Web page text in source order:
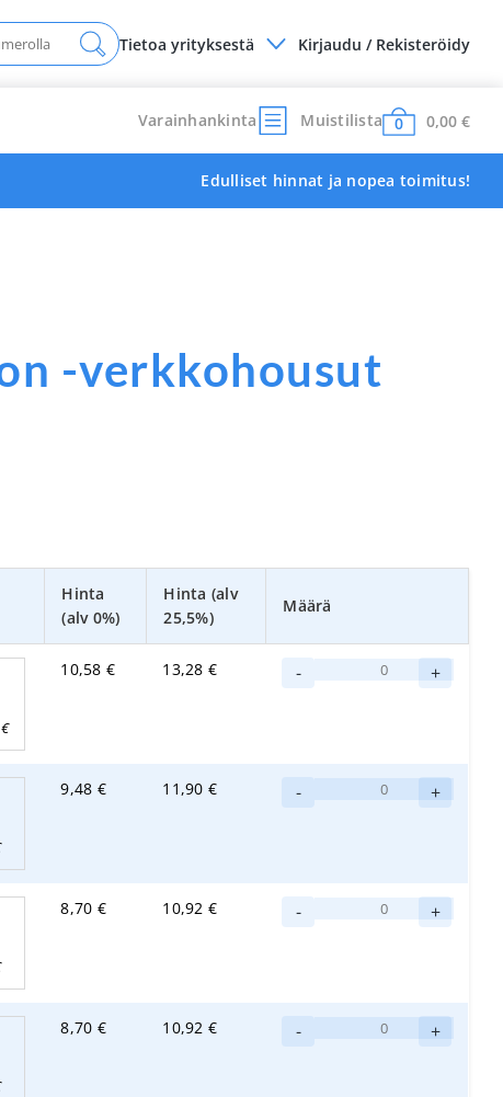
Tietoa yrityksestä
Kirjaudu / Rekisteröidy
Varainhankinta Muistilista 0 0,00 €
Edulliset hinnat ja nopea toimitus!
-verkkohousut
Hinta
(alv 0%)
Hinta (alv
25,5%)
Määrä
€
10,58 € 13,28 € - +
9,48 € 11,90 € - +
8,70 € 10,92 € - +
8,70 € 10,92 € - +